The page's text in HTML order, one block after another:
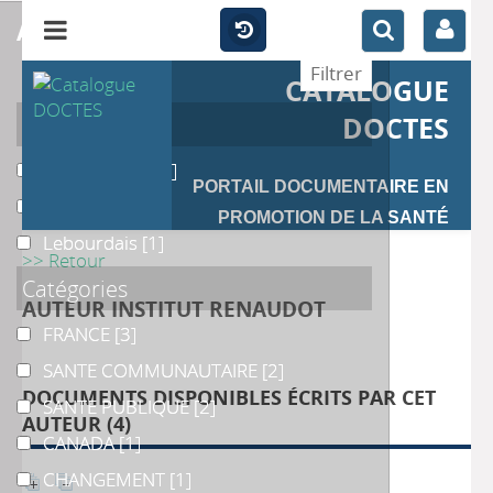
CATALOGUE
DOCTES
PORTAIL DOCUMENTAIRE EN
PROMOTION DE LA SANTÉ
>> Retour
AUTEUR INSTITUT RENAUDOT
DOCUMENTS DISPONIBLES ÉCRITS PAR CET
AUTEUR (4)
affiner
Auteur
SCHOENE M.
[2]
Bertolotto
Lebourdais
Lebourdais [1]
Catégories
FRANCE
FRANCE [3]
SANTE COMMUNAUTAIRE
SANTE COMMUNAUTAIRE [2]
SANTE PUBLIQUE
SANTE PUBLIQUE[2]
CANADA
CANADA[1]
CHANGEMENT
CHANGEMENT [1]